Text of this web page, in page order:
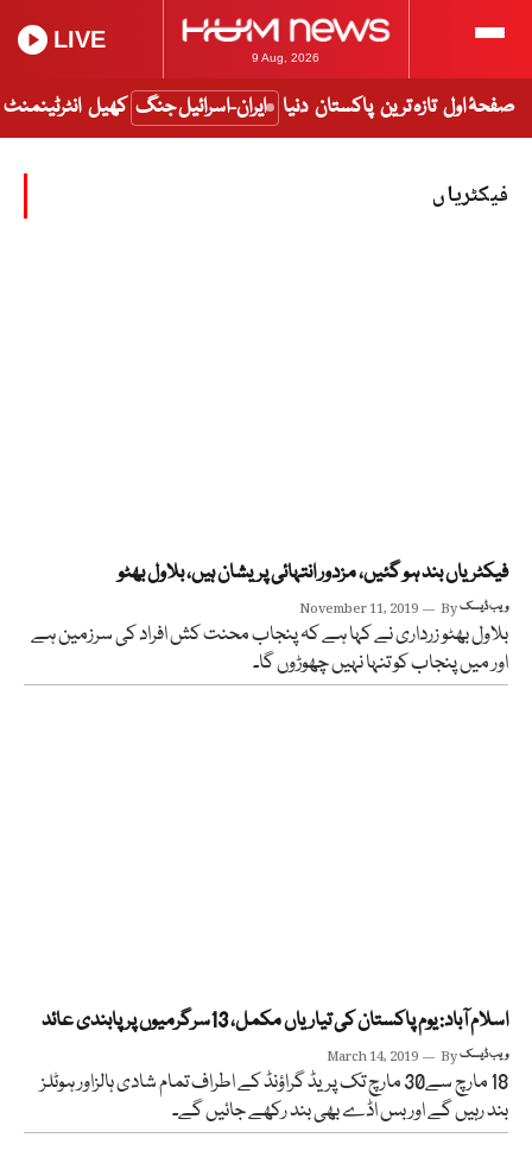
9 Aug, 2026
LIVE
صفحۂ اول تازہ ترین پاکستان دنیا ایران-اسرائیل جنگ کھیل انٹرٹینمنٹ
فیکٹریاں
فیکٹریاں بند ہو گئیں، مزدور انتہائی پریشان ہیں، بلاول بھٹو
November 11, 2019 Byویب ڈیسک
بلاول بھٹو زرداری نے کہا ہے کہ پنجاب محنت کش افراد کی سرزمین ہے
اور میں پنجاب کو تنہا نہیں چھوڑوں گا۔
اسلام آباد: یوم پاکستان کی تیاریاں مکمل، 13سرگرمیوں پر پابندی عائد
March 14, 2019 Byویب ڈیسک
18 مارچ سے30 مارچ تک پریڈ گراؤنڈ کے اطراف تمام شادی ہالزاور ہوٹلز
بند رہیں گے اور بس اڈے بھی بند رکھے جائیں گے۔